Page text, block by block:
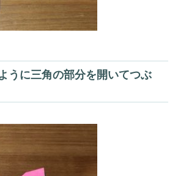
うに三角の部分を開いてつぶ